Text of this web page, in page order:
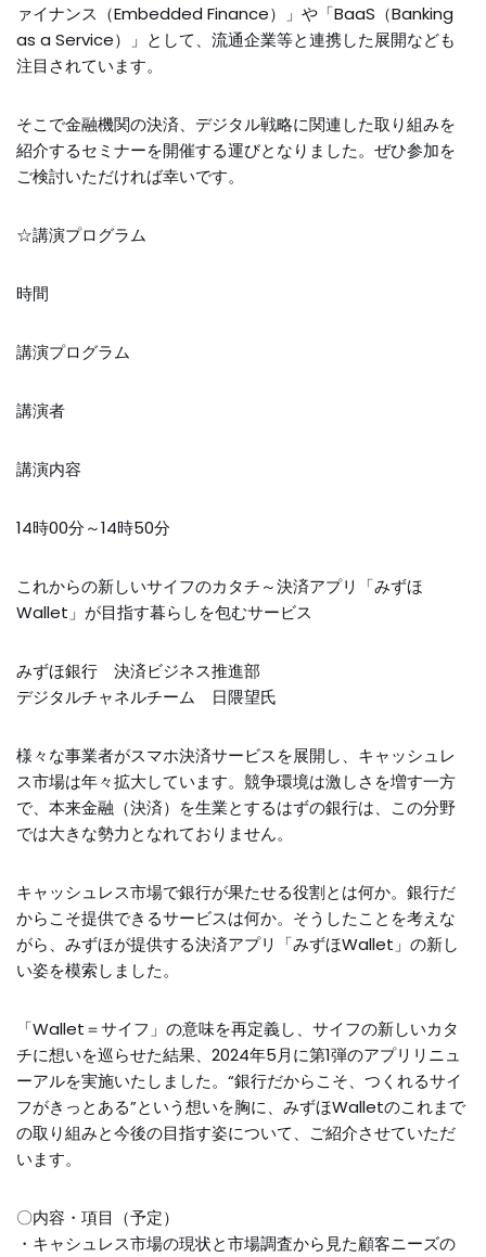
ァイナンス（Embedded Finance）」や「BaaS（Banking
as a Service）」として、流通企業等と連携した展開なども
注目されています。
そこで金融機関の決済、デジタル戦略に関連した取り組みを
紹介するセミナーを開催する運びとなりました。ぜひ参加を
ご検討いただければ幸いです。
☆講演プログラム
時間
講演プログラム
講演者
講演内容
14時00分～14時50分
これからの新しいサイフのカタチ～決済アプリ「みずほ
Wallet」が目指す暮らしを包むサービス
みずほ銀行 決済ビジネス推進部
デジタルチャネルチーム 日隈望氏
様々な事業者がスマホ決済サービスを展開し、キャッシュレ
ス市場は年々拡大しています。競争環境は激しさを増す一方
で、本来金融（決済）を生業とするはずの銀行は、この分野
では大きな勢力となれておりません。
キャッシュレス市場で銀行が果たせる役割とは何か。銀行だ
からこそ提供できるサービスは何か。そうしたことを考えな
がら、みずほが提供する決済アプリ「みずほWallet」の新し
い姿を模索しました。
「Wallet＝サイフ」の意味を再定義し、サイフの新しいカタ
チに想いを巡らせた結果、2024年5月に第1弾のアプリリニュ
ーアルを実施いたしました。“銀行だからこそ、つくれるサイ
フがきっとある”という想いを胸に、みずほWalletのこれまで
の取り組みと今後の目指す姿について、ご紹介させていただ
います。
〇内容・項目（予定）
・キャシュレス市場の現状と市場調査から見た顧客ニーズの